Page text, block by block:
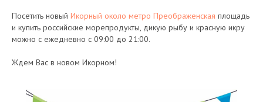
Посетить новый Икорный около метро Преображенская площадь
и купить российские морепродукты, дикую рыбу и красную икру
можно с ежедневно с 09:00 до 21:00.
Ждем Вас в новом Икорном!